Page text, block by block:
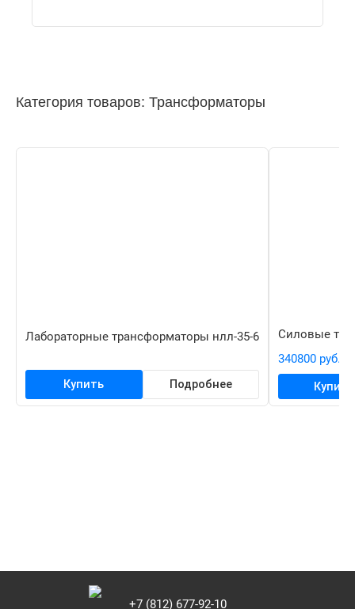
Категория товаров: Трансформаторы
Лабораторные трансформаторы нлл-35-6
Купить Подробнее
Силовые
340800 руб.
Купить
+7 (812) 677-92-10